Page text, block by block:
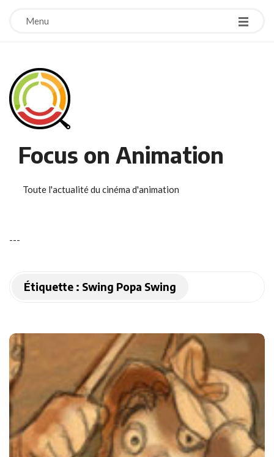
Menu
Focus on Animation
Toute l'actualité du cinéma d'animation
---
Étiquette : Swing Popa Swing